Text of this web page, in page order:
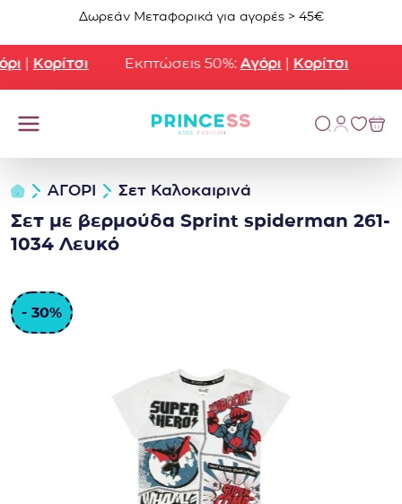
Μετάβαση στο περιεχόμενο
Δωρεάν Μεταφορικά για αγορές > 45€
|Κορίτσι Εκπτώσεις 50%:Αγόρι|Κορίτσι
ΑΓΟΡΙ Σετ Καλοκαιρινά
Σετ με βερμούδα Sprint spiderman 261-
1034 Λευκό
- 30%